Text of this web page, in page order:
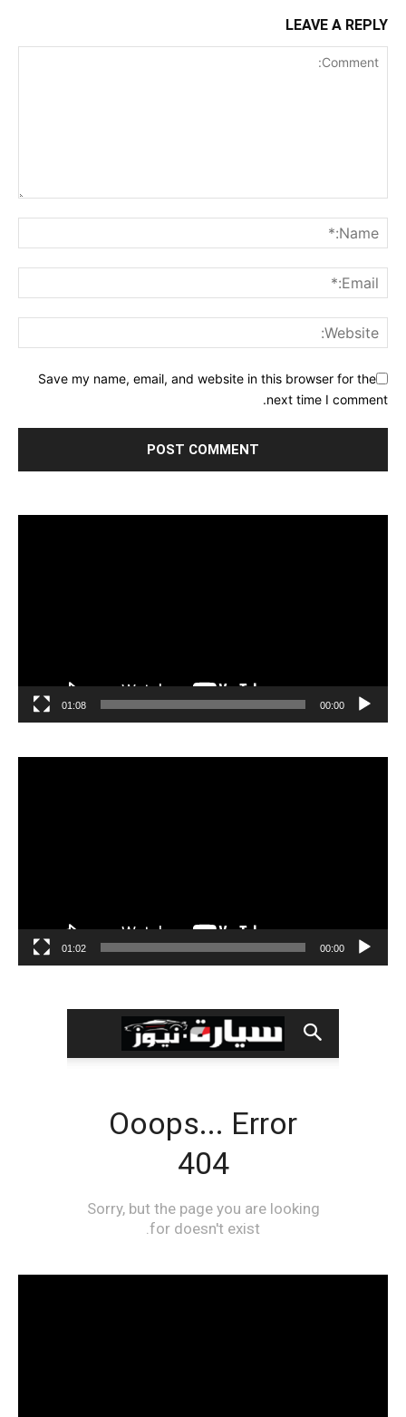
LEAVE A REPLY
Save my name, email, and website in this browser for the
next time I comment.
00:00
01:08
00:00
01:02